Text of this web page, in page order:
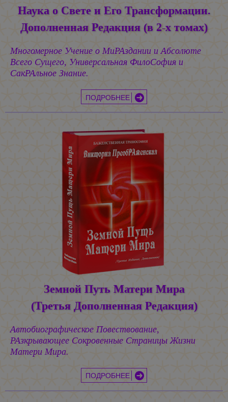
Наука о Свете и Его Трансформации.
Дополненная Редакция (в 2-х томах)
Многомерное Учение о МиРАздании и Абсолюте
Всего Сущего, Универсальная ФилоСофия и
СакРАльное Знание.
ПОДРОБНЕЕ
Земной Путь Матери Мира
(Третья Дополненная Редакция)
Автобиографическое Повествование,
РАзкрывающее Сокровенные Страницы Жизни
Матери Мира.
ПОДРОБНЕЕ